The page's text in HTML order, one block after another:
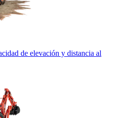
de elevación y distancia al